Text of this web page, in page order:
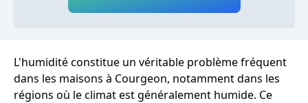
L'humidité constitue un véritable problème fréquent
dans les maisons à Courgeon, notamment dans les
régions où le climat est généralement humide. Ce